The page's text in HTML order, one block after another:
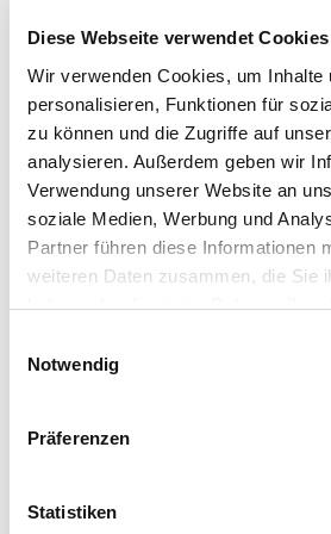
Diese Webseite verwendet Cookies
Wir verwenden Cookies, um Inhalte
personalisieren, Funktionen für
zu können und die Zugriffe auf
analysieren. Außerdem geben wir
Verwendung unserer Website an
soziale Medien, Werbung und
Partner führen diese Informationen
weiteren Daten zusammen, die Sie
haben oder die sie im Rahmen
betätigen Sie anschließend den "OK"-
Notwendig
Präferenzen
Statistiken
E-Mail: info@as-garten.de
Webseite: https://www.as-
garten.de
Pflegetipps
sonnig bis halbschattig, luftig und warm
Boden:
Düngegaben: